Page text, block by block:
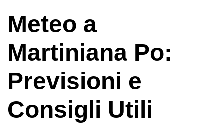
Meteo a
Martiniana Po:
Previsioni e
Consigli Utili